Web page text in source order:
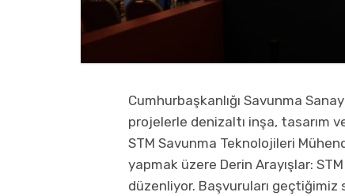
Cumhurbaşkanlığı Savunma
projelerle denizaltı inşa, tasarım
STM Savunma Teknolojileri
yapmak üzere Derin Arayışlar: STM
düzenliyor. Başvuruları geçtiğimiz